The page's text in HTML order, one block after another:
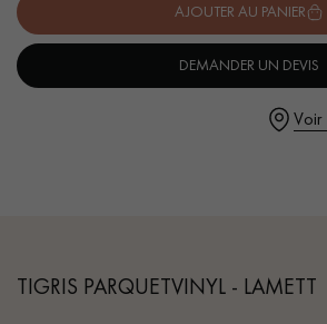
Demandez un rendez-vous
AJOUTER AU PANIER
DEMANDER UN DEVIS
Voir
TIGRIS PARQUETVINYL - LAMETT